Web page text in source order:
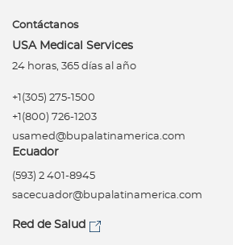
Contáctanos
USA Medical Services
24 horas, 365 días al año
+1(305) 275-1500
+1(800) 726-1203
usamed@bupalatinamerica.com
Ecuador
(593) 2 401-8945
sacecuador@bupalatinamerica.com
Red de Salud